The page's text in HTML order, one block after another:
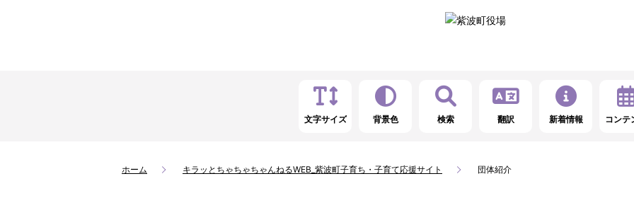
文字サイズ 背景色 検索 翻訳 新着情報 コンテ
ホーム キラッとちゃちゃちゃんねるWEB_紫波町子育ち・子育て応援サイト 団体紹介